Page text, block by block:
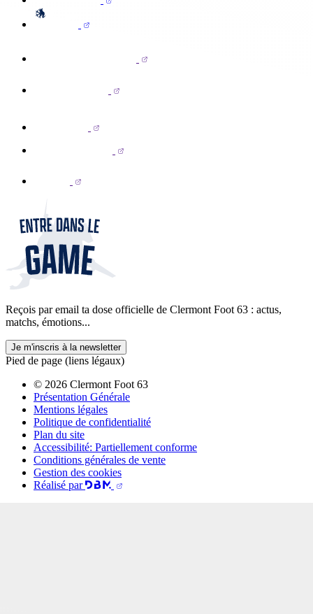
Reçois par email ta dose officielle de Clermont Foot 63 : actus,
matchs, émotions...
Je m'inscris à la newsletter
Pied de page (liens légaux)
© 2026 Clermont Foot 63
Présentation Générale
Mentions légales
Politique de confidentialité
Plan du site
Accessibilité: Partiellement conforme
Conditions générales de vente
Gestion des cookies
Réalisé par